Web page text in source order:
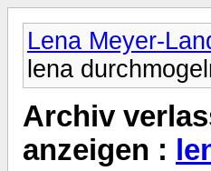
Lena Meyer-
lena
Archiv
anzeigen :